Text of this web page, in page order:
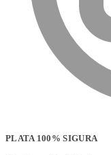
PLATA 100% SIGURA